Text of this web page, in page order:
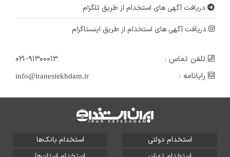
دریافت آگهی های استخدام از طریق تلگرام
دریافت آگهی های استخدام از طریق اینستاگرام
تلفن تماس :
۰۲۱-۹۱۳۰۰۰۱۳
رایانامه :
info@iranestekhdam.ir
استخدام دولتی
استخدام بانک‌ها